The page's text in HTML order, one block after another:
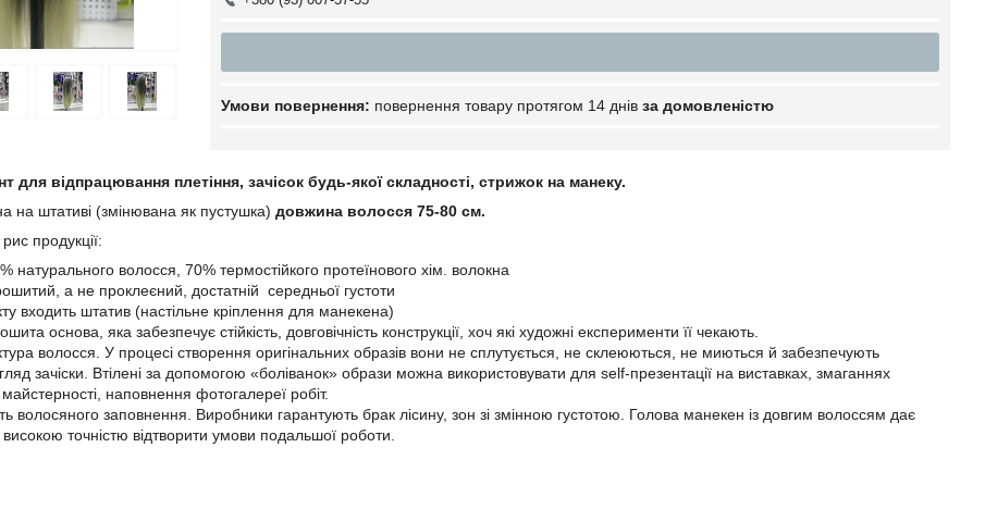
повернення товару протягом 14 днів за домовленістю
для відпрацювання плетіння, зачісок будь-якої складності, стрижок на манеку.
на штативі (змінювана як пустушка) довжина волосся 75-80 см.
продукції:
натурального волосся, 70% термостійкого протеїнового хім. волокна
а не проклеєний, достатній середньої густоти
входить штатив (настільне кріплення для манекена)
основа, яка забезпечує стійкість, довговічність конструкції, хоч які художні експерименти її чекають.
волосся. У процесі створення оригінальних образів вони не сплутується, не склеюються, не миються й забезпечують
зачіски. Втілені за допомогою «боліванок» образи можна використовувати для self-презентації на виставках, змаганнях
майстерності, наповнення фотогалереї робіт.
волосяного заповнення. Виробники гарантують брак лісину, зон зі змінною густотою. Голова манекен із довгим волоссям дає
високою точністю відтворити умови подальшої роботи.